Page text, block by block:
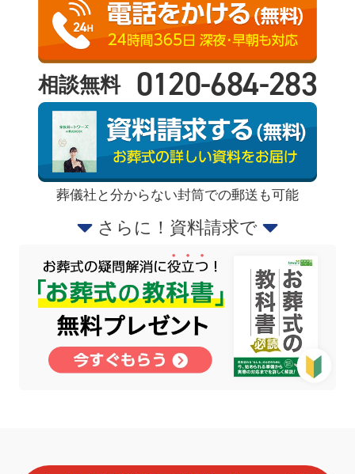
相談無料 0120-684-283
葬儀社と分からない封筒での郵送も可能
さらに！資料請求で